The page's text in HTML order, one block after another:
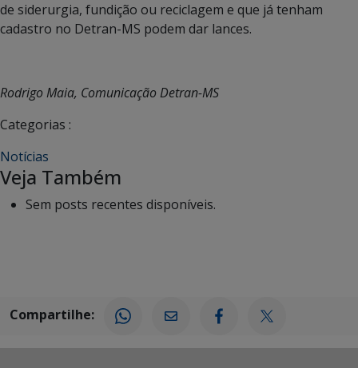
de siderurgia, fundição ou reciclagem e que já tenham
cadastro no Detran-MS podem dar lances.
Rodrigo Maia, Comunicação Detran-MS
Categorias :
Notícias
Veja Também
Sem posts recentes disponíveis.
Compartilhe: